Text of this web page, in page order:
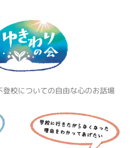
校についての自由な心のお話場